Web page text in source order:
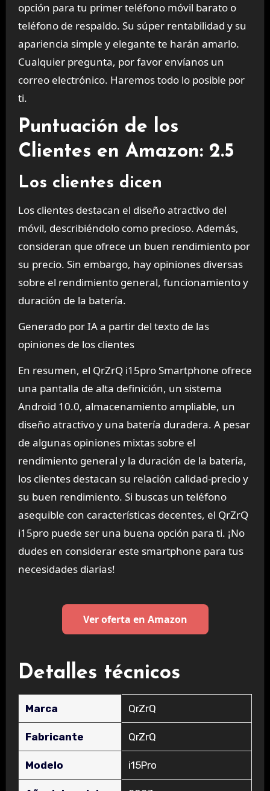
opción para tu primer teléfono móvil barato o
teléfono de respaldo. Su súper rentabilidad y su
apariencia simple y elegante te harán amarlo.
Cualquier pregunta, por favor envíanos un
correo electrónico. Haremos todo lo posible por
ti.
Puntuación de los
Clientes en Amazon: 2.5
Los clientes dicen
Los clientes destacan el diseño atractivo del
móvil, describiéndolo como precioso. Además,
consideran que ofrece un buen rendimiento por
su precio. Sin embargo, hay opiniones diversas
sobre el rendimiento general, funcionamiento y
duración de la batería.
Generado por IA a partir del texto de las
opiniones de los clientes
En resumen, el QrZrQ i15pro Smartphone ofrece
una pantalla de alta definición, un sistema
Android 10.0, almacenamiento ampliable, un
diseño atractivo y una batería duradera. A pesar
de algunas opiniones mixtas sobre el
rendimiento general y la duración de la batería,
los clientes destacan su relación calidad-precio y
su buen rendimiento. Si buscas un teléfono
asequible con características decentes, el QrZrQ
i15pro puede ser una buena opción para ti. ¡No
dudes en considerar este smartphone para tus
necesidades diarias!
Ver oferta en Amazon
Detalles técnicos
Marca ‎QrZrQ
Fabricante ‎QrZrQ
Modelo ‎i15Pro